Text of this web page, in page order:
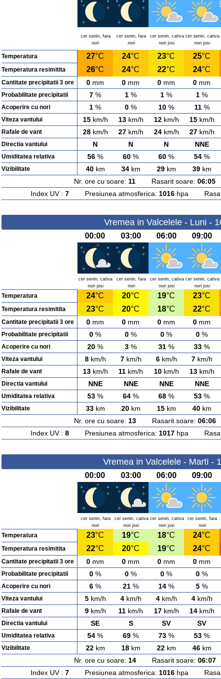
cer senin, fara
nori
cer senin, fara
nori
cer senin, cativa
nori josi
cer senin, cativa
nori josi
Temperatura 27°C 24°C 23°C 25°C
Temperatura resimitita 26°C 24°C 22°C 24°C
Cantitate precipitatii 3 ore 0 mm 0 mm 0 mm 0 mm
Probabilitate precipitatii 7 % 1 % 1 % 1 %
Acoperire cu nori 1 % 0 % 10 % 11%
Viteza vantului 15km/h 13km/h 12km/h 15km/h
Rafale de vant 28km/h 27km/h 24km/h 27km/h
Directia vantului N N N NNE
Umiditatea relativa 56 % 60 % 60 % 54 %
Vizibilitate 40km 34km 29km 39km
Nr. ore cu soare: 11 Rasarit soare: 06:05
Index UV : 7Presiunea atmosferica: 1016hpa
Vremea in Valcelele - Luni -
00:00 03:00 06:00 09:00
cer senin, cativa
nori josi
cer senin, fara
nori
cer senin, cativa
nori josi
cer senin, cativa
nori josi
Temperatura 24°C 20°C 19°C 23°C
Temperatura resimitita 23°C 20°C 18°C 22°C
Cantitate precipitatii 3 ore 0 mm 0 mm 0 mm 0 mm
Probabilitate precipitatii 0 % 0 % 0 % 0 %
Acoperire cu nori 20 % 3 % 31 % 33 %
Viteza vantului 8km/h 7km/h 6km/h 7km/h
Rafale de vant 13km/h 11 km/h 10km/h 13km/h
Directia vantului NNE NNE NNE NNE
Umiditatea relativa 53 % 64 % 68 % 53 %
Vizibilitate 33km 20km 15km 40km
Nr. ore cu soare: 13Rasarit soare: 06:06
Index UV : 8 Presiunea atmosferica: 1017 hpa
Vremea in Valcelele - Marti -
00:00 03:00 06:00 09:00
cer senin, fara
nori
cer senin, cativa
nori josi
cer senin, cativa
nori josi
cer senin, fara
nori
Temperatura 23°C 19°C 18°C 24°C
Temperatura resimitita 22°C 20°C 19°C 24°C
Cantitate precipitatii 3 ore 0 mm 0 mm 0 mm 0 mm
Probabilitate precipitatii 0 % 0 % 0 % 0 %
Acoperire cu nori 6 % 21 % 14 % 5 %
Viteza vantului 5km/h 4km/h 4km/h 4km/h
Rafale de vant 9km/h 11 km/h 17km/h 14km/h
Directia vantului SE S SV SV
Umiditatea relativa 54 % 69 % 73 % 53 %
Vizibilitate 22km 18km 22km 46km
Nr. ore cu soare: 14Rasarit soare: 06:07
Index UV : 7Presiunea atmosferica: 1016hpa